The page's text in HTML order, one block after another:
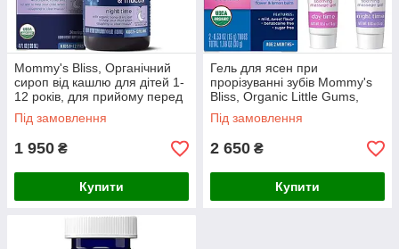
Mommy's Bliss, Органічний
сироп від кашлю для дітей 1-
12 років, для прийому перед
сном, 120 мл
Під замовлення
1 950 ₴
Купити
Гель для ясен при
прорізуванні зубів Mommy's
Bliss, Organic Little Gums,
набір для дня та ночі, дітям
від 2 міс.
Під замовлення
2 650 ₴
Купити